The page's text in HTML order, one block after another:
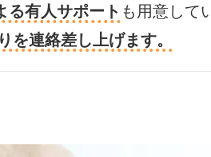
る有人サポート も用意して
を連絡差し上げます。